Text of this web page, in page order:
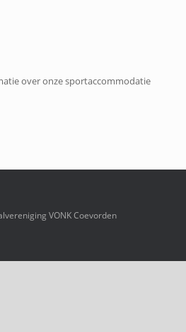
over onze sportaccommodatie
VONK Coevorden